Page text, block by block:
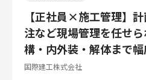
【正社員×施工管理】
注など現場管理を任せ
構・内外装・解体まで
国際建工株式会社